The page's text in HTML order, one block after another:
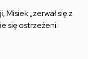
Misiek „zerwał się z
się ostrzeżeni.